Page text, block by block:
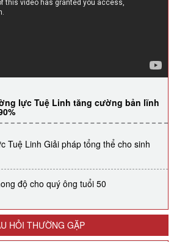
lực Tuệ Linh tăng cường bản lĩnh
Tuệ Linh Giải pháp tổng thể cho sinh
độ cho quý ông tuổi 50
HỎI THƯỜNG GẶP